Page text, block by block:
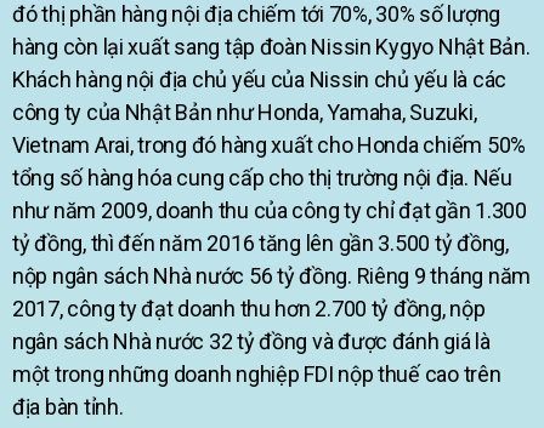
đó thị phần hàng nội địa chiếm tới 70%, 30% số lượng
hàng còn lại xuất sang tập đoàn Nissin Kygyo Nhật Bản.
Khách hàng nội địa chủ yếu của Nissin chủ yếu là các
công ty của Nhật Bản như Honda, Yamaha, Suzuki,
Vietnam Arai, trong đó hàng xuất cho Honda chiếm 50%
tổng số hàng hóa cung cấp cho thị trường nội địa. Nếu
như năm 2009, doanh thu của công ty chỉ đạt gần 1.300
tỷ đồng, thì đến năm 2016 tăng lên gần 3.500 tỷ đồng,
nộp ngân sách Nhà nước 56 tỷ đồng. Riêng 9 tháng năm
2017, công ty đạt doanh thu hơn 2.700 tỷ đồng, nộp
ngân sách Nhà nước 32 tỷ đồng và được đánh giá là
một trong những doanh nghiệp FDI nộp thuế cao trên
địa bàn tỉnh.